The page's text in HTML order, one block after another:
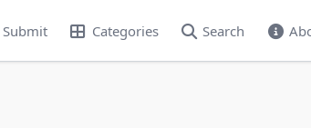
Submit Categories Search